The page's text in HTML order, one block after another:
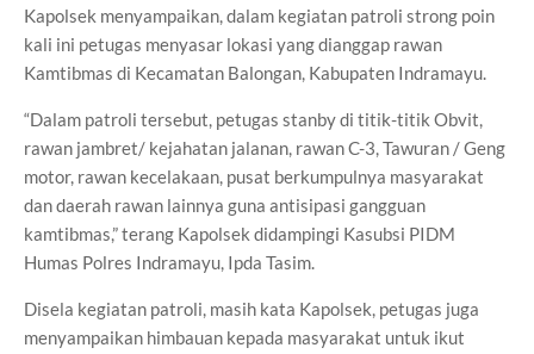
Kapolsek menyampaikan, dalam kegiatan patroli strong poin
kali ini petugas menyasar lokasi yang dianggap rawan
Kamtibmas di Kecamatan Balongan, Kabupaten Indramayu.
“Dalam patroli tersebut, petugas stanby di titik-titik Obvit,
rawan jambret/ kejahatan jalanan, rawan C-3, Tawuran / Geng
motor, rawan kecelakaan, pusat berkumpulnya masyarakat
dan daerah rawan lainnya guna antisipasi gangguan
kamtibmas,” terang Kapolsek didampingi Kasubsi PIDM
Humas Polres Indramayu, Ipda Tasim.
Disela kegiatan patroli, masih kata Kapolsek, petugas juga
menyampaikan himbauan kepada masyarakat untuk ikut